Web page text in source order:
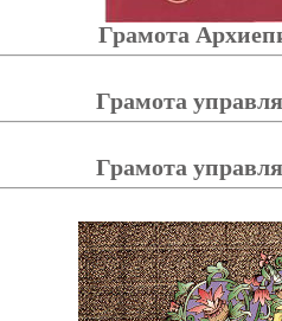
Грамота
Грамота
Грамота